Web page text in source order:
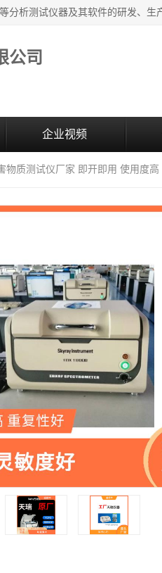
公司
企业视频
物质测试仪厂家 即开即用 使用度